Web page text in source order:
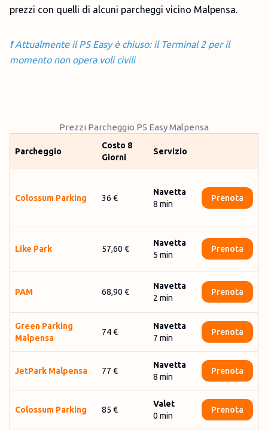
prezzi con quelli di alcuni parcheggi vicino Malpensa.
❗ Attualmente il P5 Easy è chiuso: il Terminal 2 per il
momento non opera voli civili
Prezzi Parcheggio P5 Easy Malpensa
Parcheggio
Costo 8
Giorni
Servizio
Colossum Parking 36 €
Navetta
8 min
Prenota
Like Park 57,60 €
Navetta
5 min
Prenota
PAM 68,90 €
Navetta
2 min
Prenota
Gre­en Par­king
Mal­pen­sa
74 €
Navetta
7 min
Prenota
JetPark Malpensa 77 €
Navetta
8 min
Prenota
Colossum Parking 85 €
Valet
0 min
Prenota